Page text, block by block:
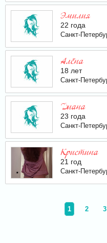
Эмилия
22 года
Санкт-
Алёна
18 лет
Санкт-
Диана
23 года
Санкт-
Кристина
21 год
Санкт-
1 2 3